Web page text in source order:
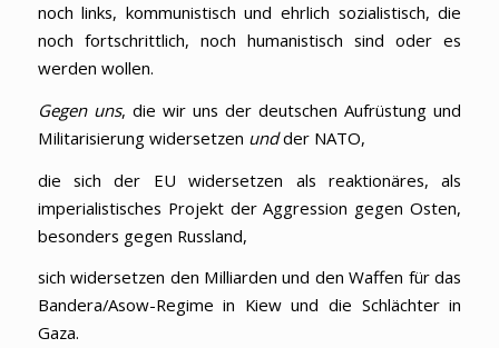
noch links, kommunistisch und ehrlich sozialistisch, die
noch fortschrittlich, noch humanistisch sind oder es
werden wollen.
Gegen uns, die wir uns der deutschen Aufrüstung und
Militarisierung widersetzen undder NATO,
die sich der EU widersetzen als reaktionäres, als
imperialistisches Projekt der Aggression gegen Osten,
besonders gegen Russland,
sich widersetzen den Milliarden und den Waffen für das
Bandera/Asow-Regime in Kiew und die Schlächter in
Gaza.